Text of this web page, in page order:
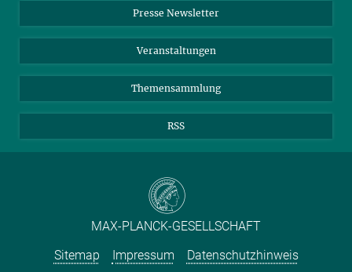
Meldestelle Fehlverhalten
TikTok
YouTube
Presse Newsletter
Veranstaltungen
Themensammlung
RSS
MAX-PLANCK-GESELLSCHAFT
Sitemap
Impressum Datenschutzhinweis